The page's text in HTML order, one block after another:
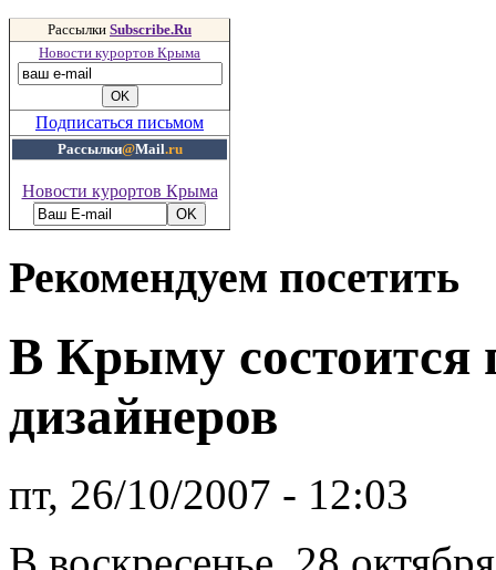
Рассылки Subscribe.Ru
Новости курортов Крыма
Подписаться письмом
Рассылки@Mail.ru
Новости курортов Крыма
Рекомендуем посетить
В Крыму состоится
дизайнеров
пт, 26/10/2007 - 12:03